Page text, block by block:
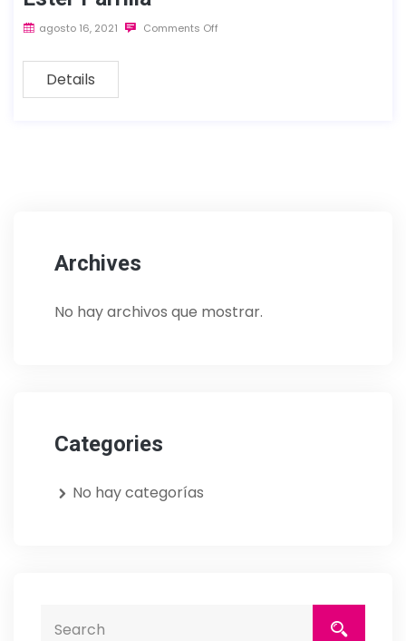
agosto 16, 2021 Comments Off
Details
Archives
No hay archivos que mostrar.
Categories
No hay categorías